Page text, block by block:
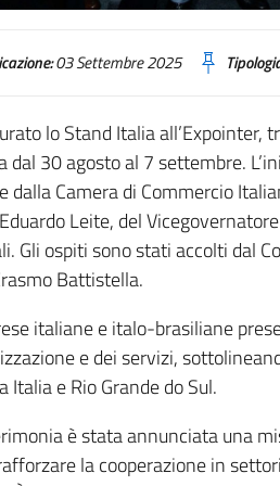
03 Settembre 2025
lo Stand Italia all’Expointer,
dal 30 agosto al 7 settembre.
dalla Camera di Commercio
Leite, del
Gli ospiti sono stati accolti dal
Battistella.
italiane e italo-brasiliane
e dei servizi,
Italia e Rio Grande do Sul.
è stata annunciata una
la cooperazione in